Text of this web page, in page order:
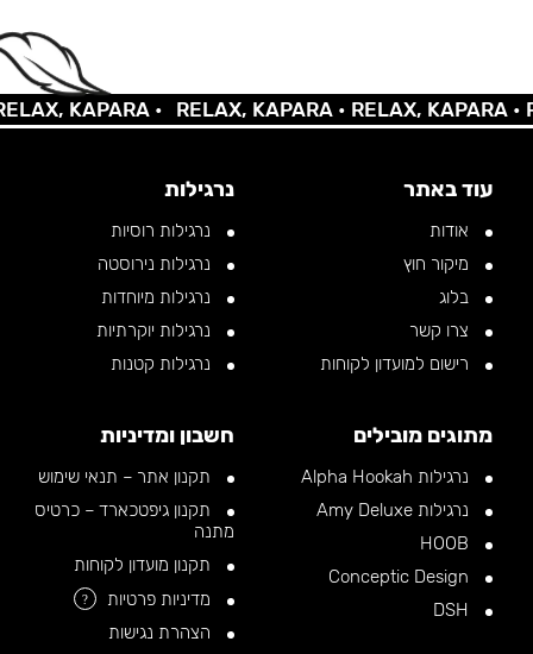
KAPARA • RELAX, KAPARA •RELAX, KAPARA •
עוד באתר
אודות
מיקור חוץ
בלוג
צרו קשר
רישום למועדון לקוחות
נרגילות
נרגילות רוסיות
נרגילות נירוסטה
נרגילות מיוחדות
נרגילות יוקרתיות
נרגילות קטנות
מתוגים מובילים
נרגילות Alpha Hookah
נרגילות Amy Deluxe
חשבון ומדיניות
תקנון אתר – תנאי שימוש
תקנון גיפטכארד – כרטיס
מתנה
תקנון מועדון לקוחות
מדיניות פרטיות
?
הצהרת נגישות